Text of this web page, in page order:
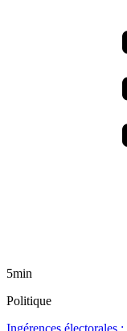
5min
Politique
Ingérences électorales